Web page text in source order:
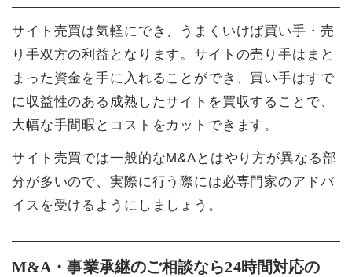
サイト売買は気軽にでき、うまくいけば買い手・売
り手双方の利益となります。サイトの売り手はまと
まった資金を手に入れることができ、買い手はすで
に収益性のある成熟したサイトを買収することで、
大幅な手間暇とコストをカットできます。
サイト売買では一般的なM&Aとはやり方が異なる部
分が多いので、実際に行う際には必専門家のアドバ
イスを受けるようにしましょう。
M&A・事業承継のご相談なら24時間対応の